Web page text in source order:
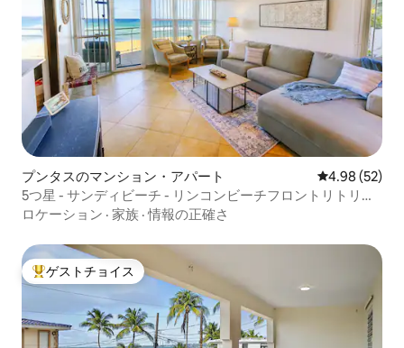
プンタスのマンション・アパート レビュー52
4.98 (52)
5つ星 - サンディビーチ - リンコンビーチフロントリトリー
ト
ロケーション · 家族 ·情報の正確さ
大好評のゲストチョイスです。
ゲストチョイス